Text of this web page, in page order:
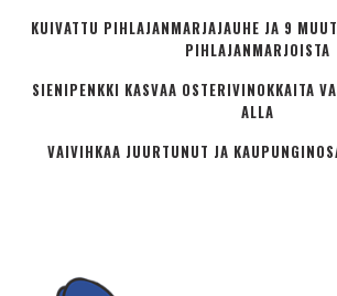
KUIVATTU PIHLAJANMARJAJAUHE JA 9
PIHLAJANMARJOISTA
SIENIPENKKI KASVAA OSTERIVINOKKAITA
ALLA
VAIVIHKAA JUURTUNUT JA